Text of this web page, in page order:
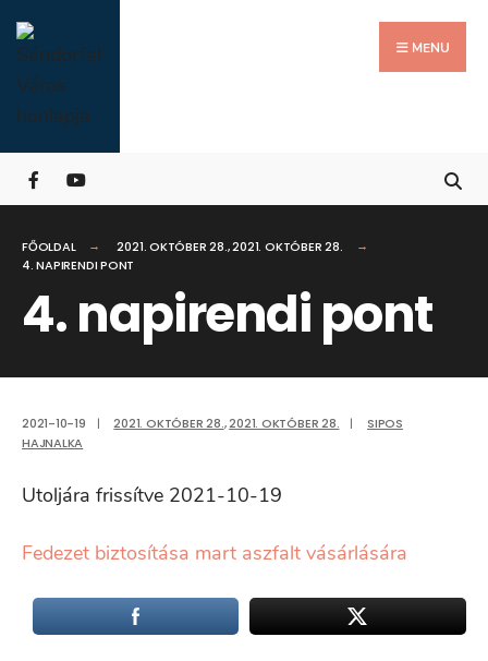
Skip
to
content
MENU
FŐOLDAL 2021. OKTÓBER 28.,2021. OKTÓBER 28.
4. NAPIRENDI PONT
4. napirendi pont
2021-10-19 | 2021. OKTÓBER 28.,2021. OKTÓBER 28. |
SIPOS
HAJNALKA
Utoljára frissítve 2021-10-19
Fedezet biztosítása mart aszfalt vásárlására
for:
Close